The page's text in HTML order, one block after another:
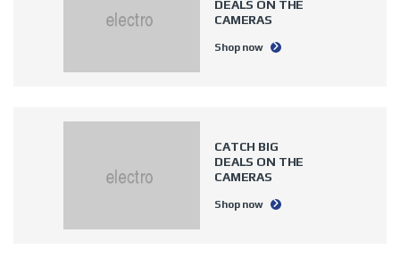
DEALS ON THE
CAMERAS
Shop now
CATCH BIG
DEALS ON THE
CAMERAS
Shop now